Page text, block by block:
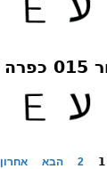
1
2 הבא אחרון